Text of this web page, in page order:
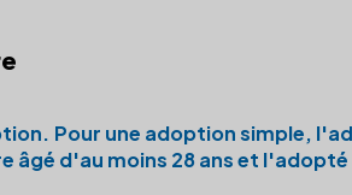
Pour une adoption simple,
âgé d'au moins 28 ans et